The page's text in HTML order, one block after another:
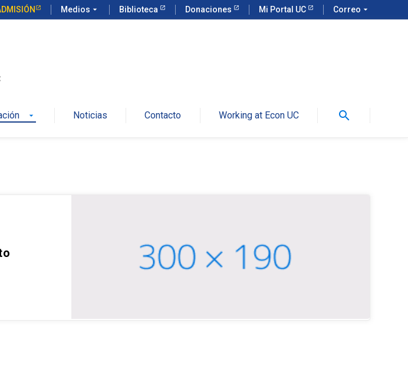
Medios arrow_drop_down Biblioteca Donaciones Mi Portal UC Correo arrow_drop_down
arrow_drop_down Noticias Contacto Working at Econ UC search